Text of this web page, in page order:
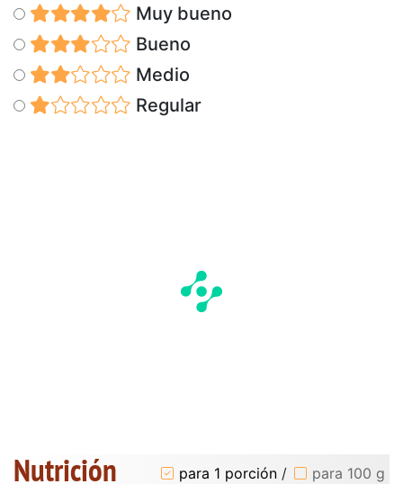
Muy bueno
Bueno
Medio
Regular
Nutrición para 1 porción / para 100 g